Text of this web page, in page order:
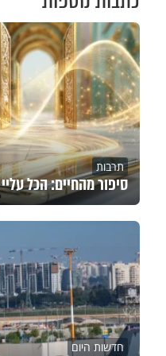
תרבות
סיפור מהחיים: הכל עליי
חדשות היום